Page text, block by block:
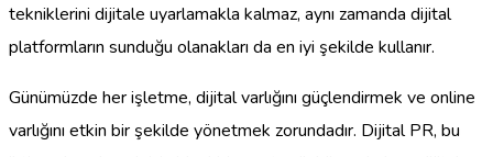
tekniklerini dijitale uyarlamakla kalmaz, aynı zamanda dijital
platformların sunduğu olanakları da en iyi şekilde kullanır.
Günümüzde her işletme, dijital varlığını güçlendirmek ve online
varlığını etkin bir şekilde yönetmek zorundadır. Dijital PR, bu